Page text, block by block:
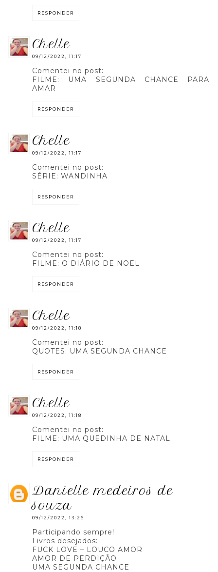
RESPONDER
chelle
09/12/2022, 11:17
Comentei no post:
FILME: UMA SEGUNDA CHANCE PARA
AMAR
RESPONDER
chelle
09/12/2022, 11:17
Comentei no post:
SÉRIE: WANDINHA
RESPONDER
chelle
09/12/2022, 11:17
Comentei no post:
FILME: O DIÁRIO DE NOEL
RESPONDER
chelle
09/12/2022, 11:18
Comentei no post:
QUOTES: UMA SEGUNDA CHANCE
RESPONDER
chelle
09/12/2022, 11:18
Comentei no post:
FILME: UMA QUEDINHA DE NATAL
RESPONDER
danielle medeiros de
souza
09/12/2022, 13:26
Participando sempre!
Livros desejados:
FUCK LOVE – LOUCO AMOR
AMOR DE PERDIÇÃO
UMA SEGUNDA CHANCE